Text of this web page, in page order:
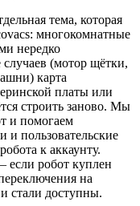
тема, которая
многокомнатные
нередко
(мотор щётки,
карта
платы или
строить заново. Мы
и помогаем
и пользовательские
к аккаунту.
если робот куплен
на
стали доступны.